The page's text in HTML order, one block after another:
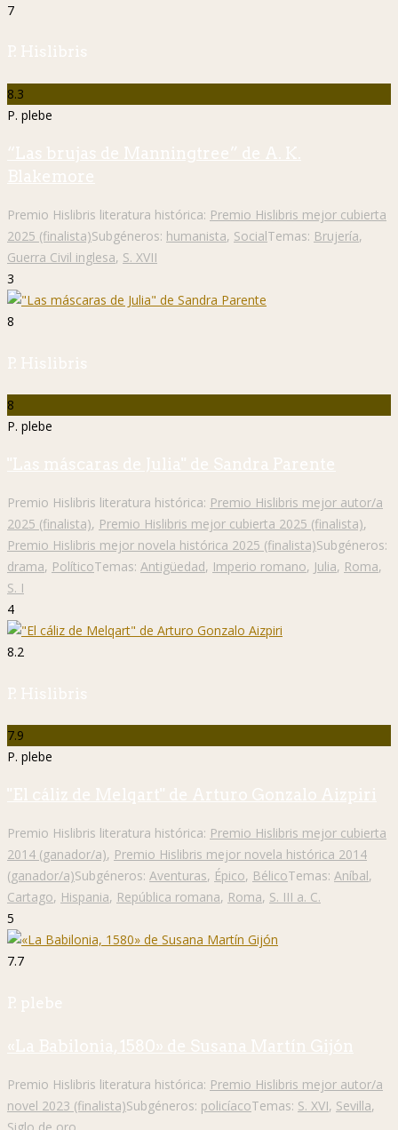
7
P. Hislibris
8.3
P. plebe
“Las brujas de Manningtree” de A. K.
Blakemore
Premio Hislibris literatura histórica: Premio Hislibris mejor cubierta
2025 (finalista)Subgéneros: humanista, SocialTemas: Brujería,
Guerra Civil inglesa, S. XVII
3
8
P. Hislibris
8
P. plebe
"Las máscaras de Julia" de Sandra Parente
Premio Hislibris literatura histórica: Premio Hislibris mejor autor/a
2025 (finalista), Premio Hislibris mejor cubierta 2025 (finalista),
Premio Hislibris mejor novela histórica 2025 (finalista)Subgéneros:
drama, PolíticoTemas: Antigüedad, Imperio romano, Julia, Roma,
S. I
4
8.2
P. Hislibris
7.9
P. plebe
"El cáliz de Melqart" de Arturo Gonzalo Aizpiri
Premio Hislibris literatura histórica: Premio Hislibris mejor cubierta
2014 (ganador/a), Premio Hislibris mejor novela histórica 2014
(ganador/a)Subgéneros: Aventuras, Épico, BélicoTemas: Aníbal,
Cartago, Hispania, República romana, Roma, S. III a. C.
5
7.7
P. plebe
«La Babilonia, 1580» de Susana Martín Gijón
Premio Hislibris literatura histórica: Premio Hislibris mejor autor/a
novel 2023 (finalista)Subgéneros: policíacoTemas: S. XVI, Sevilla,
Siglo de oro